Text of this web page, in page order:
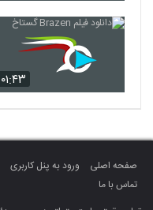
۰۱:۴۳
صفحه اصلی ورود به پنل کاربری
تماس با ما